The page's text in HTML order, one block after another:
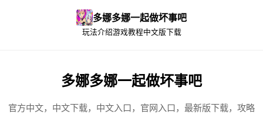
多娜多娜一起做坏事吧
玩法介绍游戏教程中文版下载
多娜多娜一起做坏事吧
官方中文，中文下载，中文入口，官网入口，最新版下载，攻略